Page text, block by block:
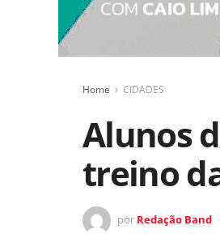
Home CIDADES
Alunos
treino
por Redação Band